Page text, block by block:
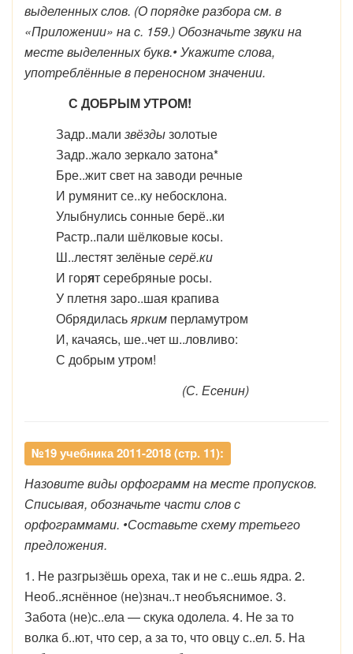
выделенных слов. (О порядке разбора см. в
«Приложении» на с. 159.) Обозначьте звуки на
месте выделенных букв.• Укажите слова,
употреблённые в переносном значении.
С ДОБРЫМ УТРОМ!
Задр..мали звёздызолотые
Задр..жало зеркало затона*
Бре..жит свет на заводи речные
И румянит се..ку небосклона.
Улыбнулись сонные берё..ки
Растр..пали шёлковые косы.
Ш..лестят зелёныесерё.ки
И горят серебряные росы.
У плетня заро..шая крапива
Обрядиласьярким перламутром
И, качаясь, ше..чет ш..ловливо:
С добрым утром!
(С. Есенин)
№19 учебника 2011-2018 (стр. 11):
Назовите виды орфограмм на месте пропусков.
Списывая, обозначьте части слов с
орфограммами. •Составьте схему третьего
предложения.
1. Не разгрызёшь ореха, так и не с..ешь ядра. 2.
Необ..яснённое (не)знач..т необъяснимое. 3.
Забота (не)с..ела — скука одолела. 4. Не за то
волка б..ют, что сер, а за то, что овцу с..ел. 5. На